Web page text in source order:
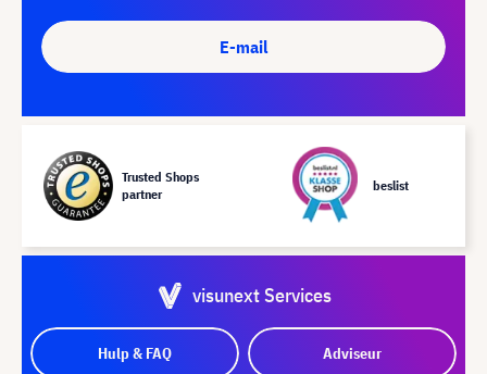
E-mail
Trusted Shops
partner
beslist
visunext Services
Hulp & FAQ Adviseur